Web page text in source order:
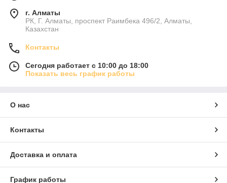
г. Алматы
РК, Г. Алматы, проспект Раимбека 496/2, Алматы,
Казахстан
Контакты
Сегодня работает с 10:00 до 18:00
Показать весь график работы
О нас
Контакты
Доставка и оплата
График работы